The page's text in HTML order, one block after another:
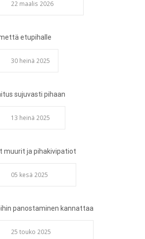
22 maalis 2026
etupihalle
30 heinä 2025
sujuvasti pihaan
13 heinä 2025
muurit ja pihakivipatiot
05 kesä 2025
panostaminen kannattaa
25 touko 2025